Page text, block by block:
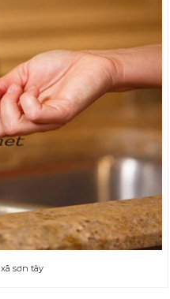
sơn tây